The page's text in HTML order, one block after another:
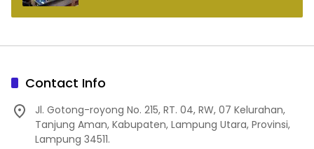
Contact Info
Jl. Gotong-royong No. 215, RT. 04, RW, 07 Kelurahan,
Tanjung Aman, Kabupaten, Lampung Utara, Provinsi,
Lampung 34511.